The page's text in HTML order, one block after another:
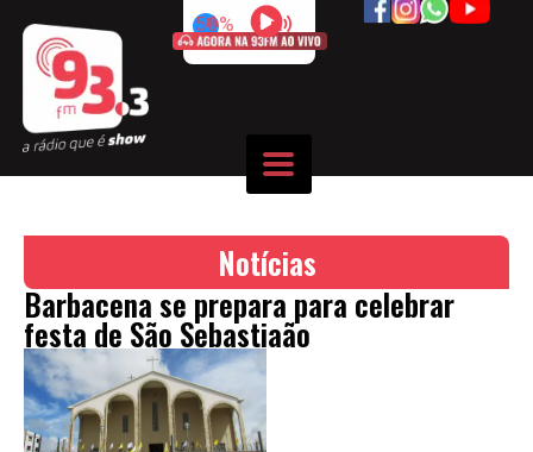
50%
Notícias
Barbacena se prepara para celebrar
festa de São Sebastiaão